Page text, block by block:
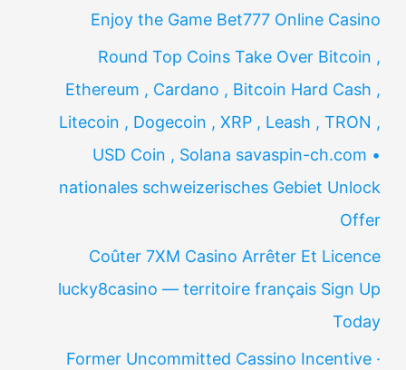
Enjoy the Game Bet777 Online Casino
Round Top Coins Take Over Bitcoin ,
Ethereum , Cardano , Bitcoin Hard Cash ,
Litecoin , Dogecoin , XRP , Leash , TRON ,
USD Coin , Solana savaspin-ch.com •
nationales schweizerisches Gebiet Unlock
Offer
Coûter 7XM Casino Arrêter Et Licence
lucky8casino — territoire français Sign Up
Today
Former Uncommitted Cassino Incentive ·